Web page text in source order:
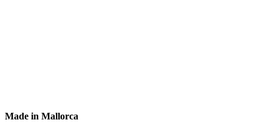
Made in Mallorca